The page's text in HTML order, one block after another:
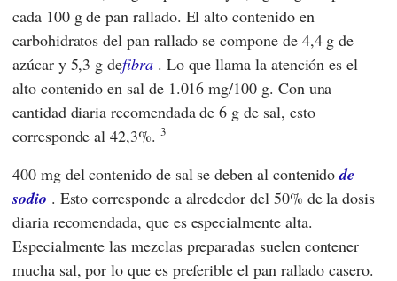
cada 100 g de pan rallado. El alto contenido en
carbohidratos del pan rallado se compone de 4,4 g de
azúcar y 5,3 g defibra. Lo que llama la atención es el
alto contenido en sal de 1.016 mg/100 g. Con una
cantidad diaria recomendada de 6 g de sal, esto
corresponde al 42,3%. 3
400 mg del contenido de sal se deben al contenidode
sodio . Esto corresponde a alrededor del 50% de la dosis
diaria recomendada, que es especialmente alta.
Especialmente las mezclas preparadas suelen contener
mucha sal, por lo que es preferible el pan rallado casero.